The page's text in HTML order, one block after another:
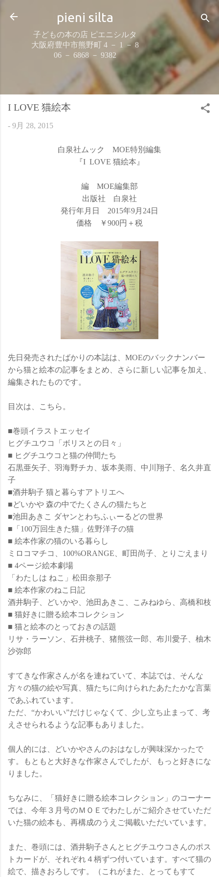
スキップしてメイン コンテンツに移動
pieni silta
子どもの本の店 ピエニシルタ
大阪府豊中市熊野町 4 － 1 － 8
06 － 6868 － 9382
I LOVE 猫絵本
- 9月 28, 2015
白泉社ムック MOE特別編集
『I LOVE 猫絵本』
編 MOE編集部
出版社 白泉社
発行年月日 2015年9月24日
価格 ￥900円＋税
先日発売されたばかりの本誌は、MOEのバックナンバー
から猫と絵本の記事をまとめ、さらに新しい記事を加え、
編集されたものです。
目次は、こちら。
■巻頭イラストエッセイ
ヒグチユウコ「ボリスとの日々」
■ ヒグチユウコと猫の仲間たち
石黒亜矢子、羽海野チカ、坂本美雨、中川翔子、名久井直
子
■酒井駒子 猫と暮らすアトリエへ
■どいかや 森の中でたくさんの猫たちと
■池田あきこ ダヤンとわちふぃーるどの世界
■「100万回生きた猫」佐野洋子の猫
■ 絵本作家の猫のいる暮らし
ミロコマチコ、100%ORANGE、町田尚子、とりごえまり
■ 4ページ絵本劇場
「わたしは ねこ」松田奈那子
■ 絵本作家のねこ日記
酒井駒子、どいかや、池田あきこ、こみねゆら、高橋和枝
■ 猫好きに贈る絵本コレクション
■ 猫と絵本のとっておきの話題
リサ・ラーソン、石井桃子、猪熊弦一郎、布川愛子、柚木
沙弥郎
すてきな作家さんが名を連ねていて、本誌では、そんな
方々の猫の絵や写真、猫たちに向けられたあたたかな言葉
であふれています。
ただ、“かわいい”だけじゃなくて、少し立ち止まって、考
えさせられるような記事もありました。
個人的には、どいかやさんのおはなしが興味深かったで
す。もともと大好きな作家さんでしたが、もっと好きにな
りました。
ちなみに、「猫好きに贈る絵本コレクション」のコーナー
では、今年３月号のＭＯＥでわたしがご紹介させていただ
いた猫の絵本も、再構成のうえご掲載いただいています。
また、巻頭には、酒井駒子さんとヒグチユウコさんのポス
トカードが、それぞれ４柄ずつ付いています。すべて猫の
絵で、描きおろしです。（これがまた、とってもすて